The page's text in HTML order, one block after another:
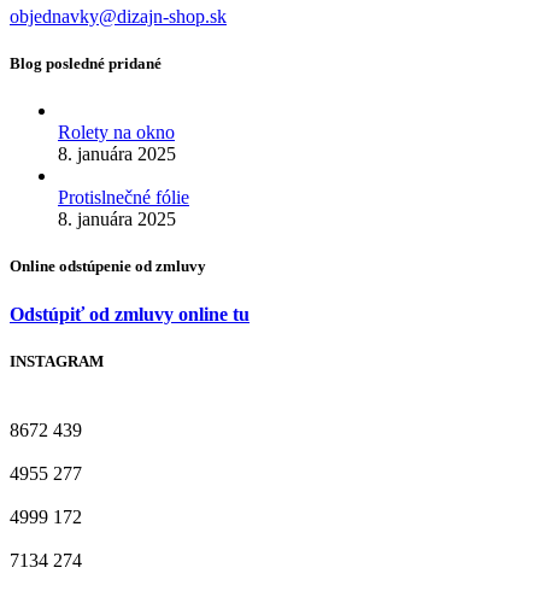
objednavky@dizajn-shop.sk
Blog posledné pridané
Rolety na okno
8. januára 2025
Protislnečné fólie
8. januára 2025
Online odstúpenie od zmluvy
Odstúpiť od zmluvy online tu
INSTAGRAM
8672 439
4955 277
4999 172
7134 274